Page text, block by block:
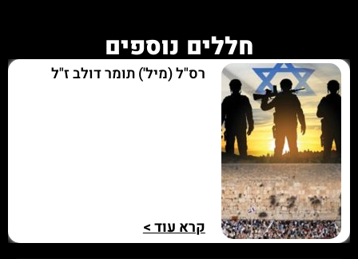
חללים נוספים
רס"ל (מיל') תומר דולב ז"ל
קרא עוד >